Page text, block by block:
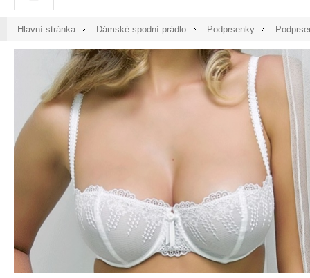
Hlavní stránka Dámské spodní prádlo Podprsenky